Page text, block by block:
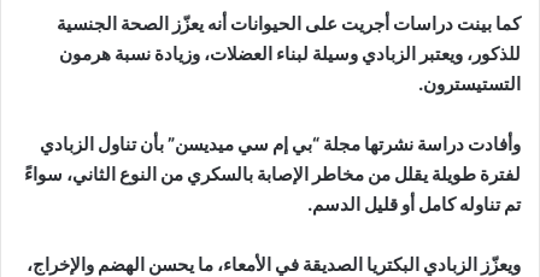
كما بينت دراسات أجريت على الحيوانات أنه يعزّز الصحة الجنسية
للذكور، ويعتبر الزبادي وسيلة لبناء العضلات، وزيادة نسبة هرمون
التستيسترون.
وأفادت دراسة نشرتها مجلة “بي إم سي ميديسن” بأن تناول الزبادي
لفترة طويلة يقلل من مخاطر الإصابة بالسكري من النوع الثاني، سواءً
تم تناوله كامل أو قليل الدسم.
ويعزّز الزبادي البكتريا الصديقة في الأمعاء، ما يحسن الهضم والإخراج،